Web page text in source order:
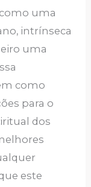
uma
intrínseca
uma
como
para o
dos
este